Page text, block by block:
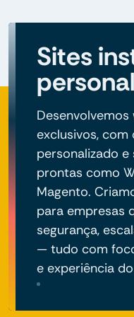
Sites
exclusivos, com
personalizado
prontas como
Magento.
para empresas
segurança,
— tudo com
e experiência